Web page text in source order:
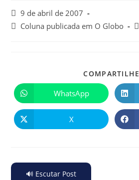
9 de abril de 2007
Coluna publicada em O Globo
COMPARTILHE
WhatsApp
X
🔊 Escutar Post